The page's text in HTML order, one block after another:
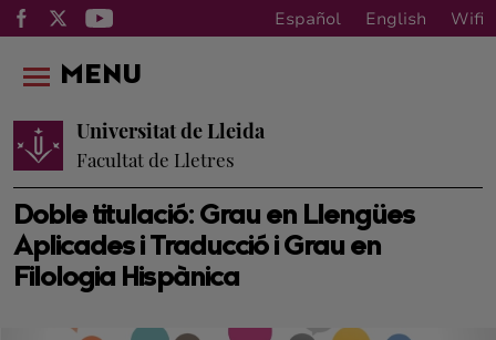
Español English Wifi
Doble titulació: Grau en Llengües
Aplicades i Traducció i Grau en
Filologia Hispànica
Universitat de Lleida
Facultat de Lletres
MENU